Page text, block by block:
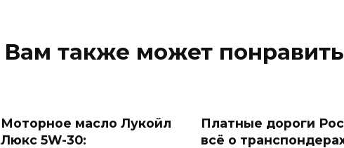
Вам также может
Моторное масло Лукойл
Люкс 5W-30:
Платные дороги
всё о